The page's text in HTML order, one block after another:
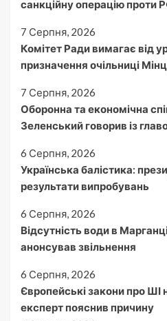
санкційну операцію проти
7 Серпня, 2026
Комітет Ради вимагає від
призначення очільниці
7 Серпня, 2026
Оборонна та економічна
Зеленський говорив із
6 Серпня, 2026
Українська балістика:
результати випробувань
6 Серпня, 2026
Відсутність води в
анонсував звільнення
6 Серпня, 2026
Європейські закони про ШІ
експерт пояснив причину